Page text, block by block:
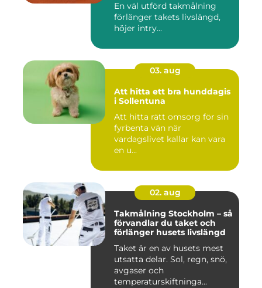
En väl utförd takmålning
förlänger takets livslängd,
höjer intry...
03. aug
Att hitta ett bra hunddagis
i Sollentuna
Att hitta rätt omsorg för sin
fyrbenta vän när
vardagslivet kallar kan vara
en u...
02. aug
Takmålning Stockholm – så
förvandlar du taket och
förlänger husets livslängd
Taket är en av husets mest
utsatta delar. Sol, regn, snö,
avgaser och
temperaturskiftninga...